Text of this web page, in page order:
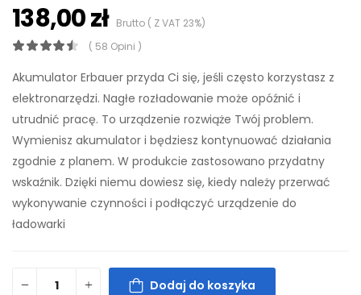
138,00 złBrutto ( Z VAT 23%)
( 58 Opini )
Akumulator Erbauer przyda Ci się, jeśli często korzystasz z
elektronarzędzi. Nagłe rozładowanie może opóźnić i
utrudnić pracę. To urządzenie rozwiąże Twój problem.
Wymienisz akumulator i będziesz kontynuować działania
zgodnie z planem. W produkcie zastosowano przydatny
wskaźnik. Dzięki niemu dowiesz się, kiedy należy przerwać
wykonywanie czynności i podłączyć urządzenie do
ładowarki
Dodaj do koszyka